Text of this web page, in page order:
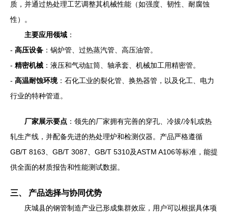
质，并通过热处理工艺调整其机械性能（如强度、韧性、耐腐蚀
性）。
主要应用领域 ：
- 高压设备 ：锅炉管、过热蒸汽管、高压油管。
- 精密机械 ：液压和气动缸筒、轴承套、机械加工用精密管。
- 高温耐蚀环境：石化工业的裂化管、换热器管，以及化工、电力
行业的特种管道。
厂家展示要点 ：领先的厂家拥有完善的穿孔、冷拔/冷轧或热
轧生产线，并配备先进的热处理炉和检测仪器。产品严格遵循
GB/T 8163、GB/T 3087、GB/T 5310及ASTM A106等标准，能提
供全面的材质报告和性能测试数据。
三、 产品选择与协同优势
庆城县的钢管制造产业已形成集群效应，用户可以根据具体项